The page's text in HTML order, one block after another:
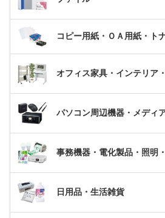
コピー用紙・ＯＡ用紙・ト
オフィス家具・インテリア
パソコン周辺機器・メディ
事務機器・電化製品・照明
日用品・生活雑貨